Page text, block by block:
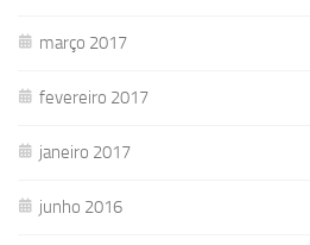
março 2017
fevereiro 2017
janeiro 2017
junho 2016